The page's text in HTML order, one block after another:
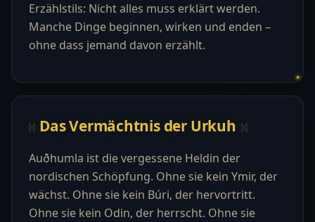
Erzählstils: Nicht alles muss erklärt werden.
Manche Dinge beginnen, wirken und enden –
ohne dass jemand davon erzählt.
Das Vermächtnis der Urkuh
Auðhumla ist die vergessene Heldin der
nordischen Schöpfung. Ohne sie kein Ymir, der
wächst. Ohne sie kein Búri, der hervortritt.
Ohne sie kein Odin, der herrscht. Ohne sie